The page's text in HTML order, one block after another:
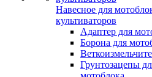
Навесное для
культиваторов
Адаптер для
Борона для
Грунтозацепы